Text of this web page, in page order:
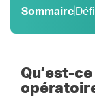
Sommaire
1 .Définition
3 . Objectifs
Qu’est-